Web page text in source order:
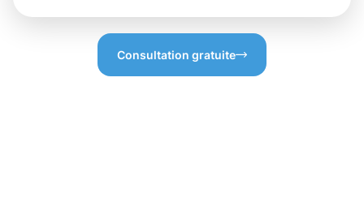
Consultation gratuite